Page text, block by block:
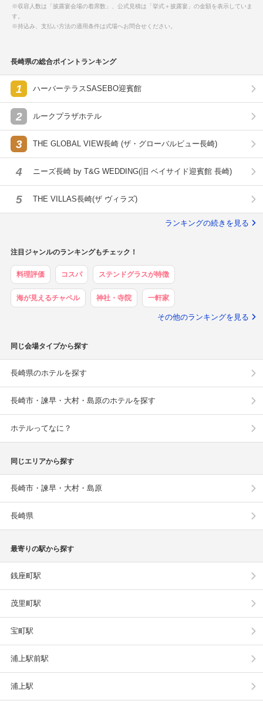
※収容人数は「披露宴会場の着席数」、公式見積は「挙式＋披露宴」の金額を表示していま
す。
※持込み、支払い方法の適用条件は式場へお問合せください。
長崎県の総合ポイントランキング
1 ハーバーテラスSASEBO迎賓館
2 ルークプラザホテル
3 THE GLOBAL VIEW長崎 (ザ・グローバルビュー長崎)
4 ニーズ長崎 by T&G WEDDING(旧 ベイサイド迎賓館 長崎)
5 THE VILLAS長崎(ザ ヴィラズ)
ランキングの続きを見る
注目ジャンルのランキングもチェック！
料理評価 コスパ ステンドグラスが特徴
海が見えるチャペル 神社・寺院 一軒家
その他のランキングを見る
同じ会場タイプから探す
長崎県のホテルを探す
長崎市・諫早・大村・島原のホテルを探す
ホテルってなに？
同じエリアから探す
長崎市・諫早・大村・島原
長崎県
最寄りの駅から探す
銭座町駅
茂里町駅
宝町駅
浦上駅前駅
浦上駅